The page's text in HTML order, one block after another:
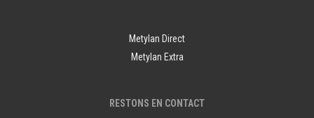
Metylan Direct
Metylan Extra
RESTONS EN CONTACT